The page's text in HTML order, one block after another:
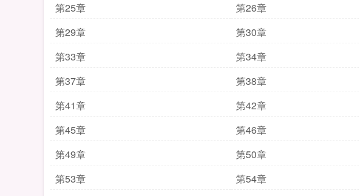
第25章
第26章
第29章
第30章
第33章
第34章
第37章
第38章
第41章
第42章
第45章
第46章
第49章
第50章
第53章
第54章